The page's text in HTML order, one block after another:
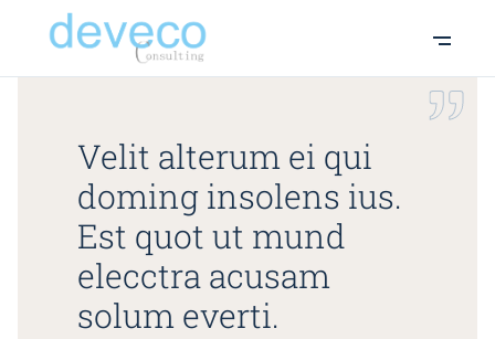
Velit alterum ei qui
doming insolens ius.
Est quot ut mund
elecctra acusam
solum everti.